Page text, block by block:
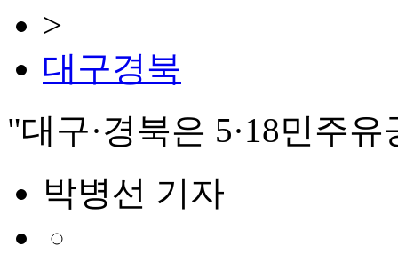
>
대구경북
"대구·경북은 5·18민주
박병선 기자